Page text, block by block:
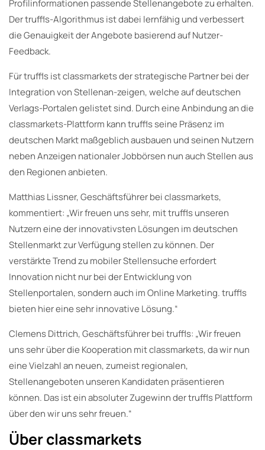
Profilinformationen passende Stellenangebote zu erhalten.
Der truffls-Algorithmus ist dabei lernfähig und verbessert
die Genauigkeit der Angebote basierend auf Nutzer-
Feedback.
Für truffls ist classmarkets der strategische Partner bei der
Integration von Stellenan-zeigen, welche auf deutschen
Verlags-Portalen gelistet sind. Durch eine Anbindung an die
classmarkets-Plattform kann truffls seine Präsenz im
deutschen Markt maßgeblich ausbauen und seinen Nutzern
neben Anzeigen nationaler Jobbörsen nun auch Stellen aus
den Regionen anbieten.
Matthias Lissner, Geschäftsführer bei classmarkets,
kommentiert: „Wir freuen uns sehr, mit truffls unseren
Nutzern eine der innovativsten Lösungen im deutschen
Stellenmarkt zur Verfügung stellen zu können. Der
verstärkte Trend zu mobiler Stellensuche erfordert
Innovation nicht nur bei der Entwicklung von
Stellenportalen, sondern auch im Online Marketing. truffls
bieten hier eine sehr innovative Lösung.“
Clemens Dittrich, Geschäftsführer bei truffls: „Wir freuen
uns sehr über die Kooperation mit classmarkets, da wir nun
eine Vielzahl an neuen, zumeist regionalen,
Stellenangeboten unseren Kandidaten präsentieren
können. Das ist ein absoluter Zugewinn der truffls Plattform
über den wir uns sehr freuen.“
Über classmarkets